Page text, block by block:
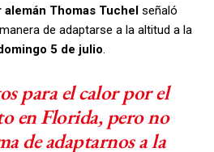
alemán Thomas Tuchel señaló
de adaptarse a la altitud a la
5 de julio.
para el calor por el
en Florida, pero no
de adaptarnos a la